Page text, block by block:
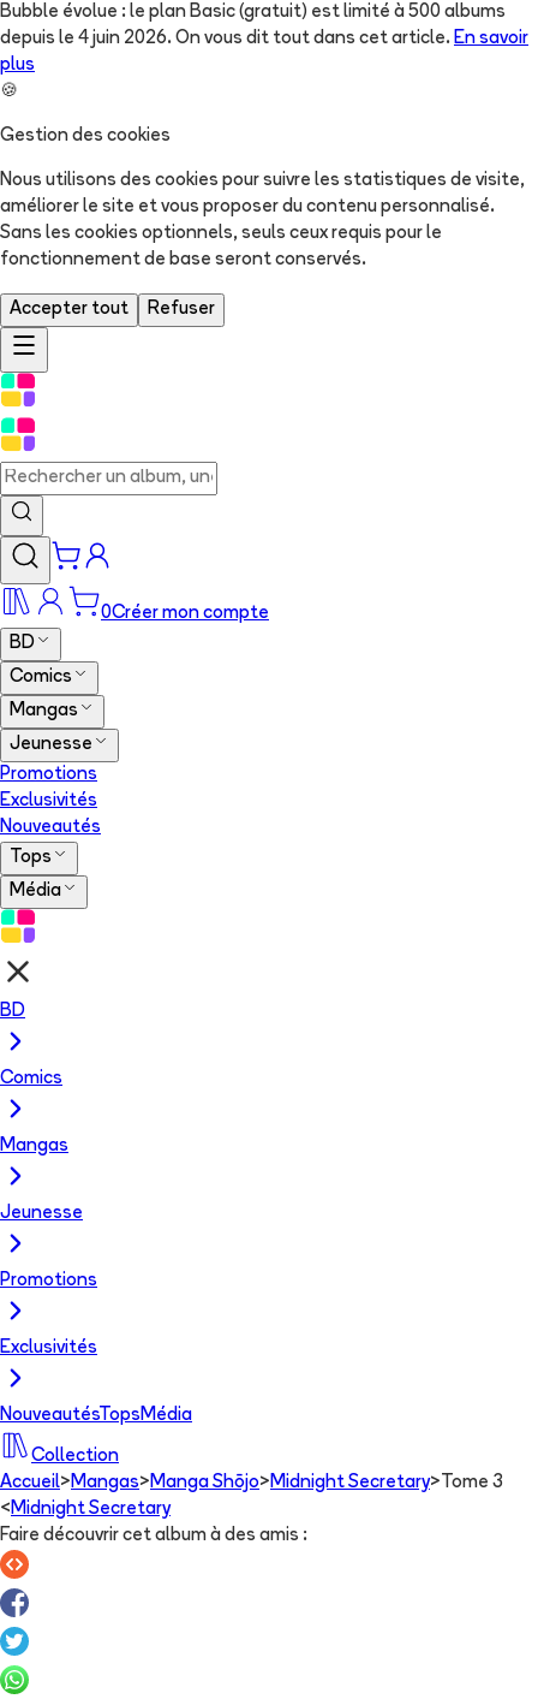
Bubble évolue : le plan Basic (gratuit) est limité à 500 albums
depuis le 4 juin 2026. On vous dit tout dans cet article. En savoir
plus
🍪
Gestion des cookies
Nous utilisons des cookies pour suivre les statistiques de visite,
améliorer le site et vous proposer du contenu personnalisé.
Sans les cookies optionnels, seuls ceux requis pour le
fonctionnement de base seront conservés.
Accepter tout Refuser
0Créer mon compte
BD
Comics
Mangas
Jeunesse
Promotions
Exclusivités
Nouveautés
Tops
Média
BD
Comics
Mangas
Jeunesse
Promotions
Exclusivités
NouveautésTops Média
Collection
Accueil> Mangas> Manga Shōjo> Midnight Secretary> Tome 3
< Midnight Secretary
Faire découvrir cet album à des amis :